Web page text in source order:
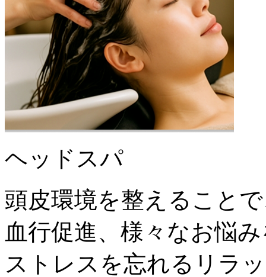
ヘッドスパ
頭皮環境を整えること
血行促進、様々なお悩
ストレスを忘れるリラ